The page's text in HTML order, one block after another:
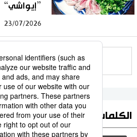
”إيواشي“
23/07/2026
للمزيد
الكلمات الأكثر بحثا